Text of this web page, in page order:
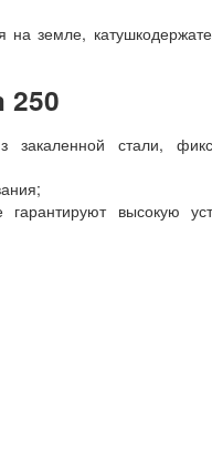
земле,
250
стали,
высокую